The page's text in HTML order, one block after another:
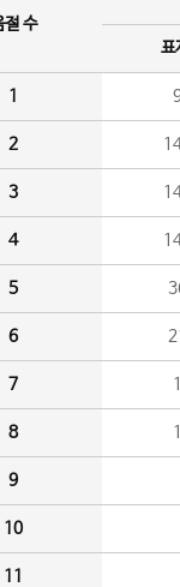
절 수
표
1
2
3
4
5
6
7
8
9
10
11